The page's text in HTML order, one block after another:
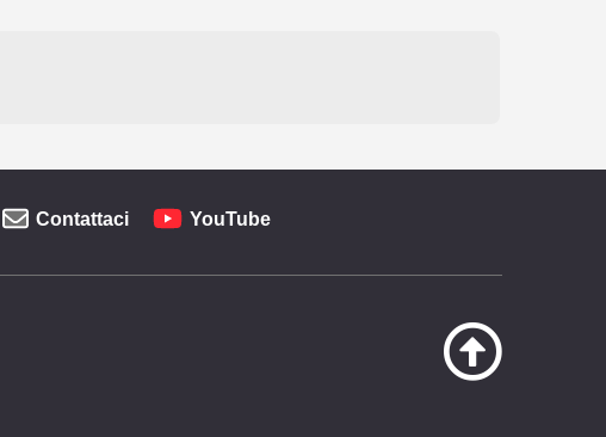
Contattaci YouTube